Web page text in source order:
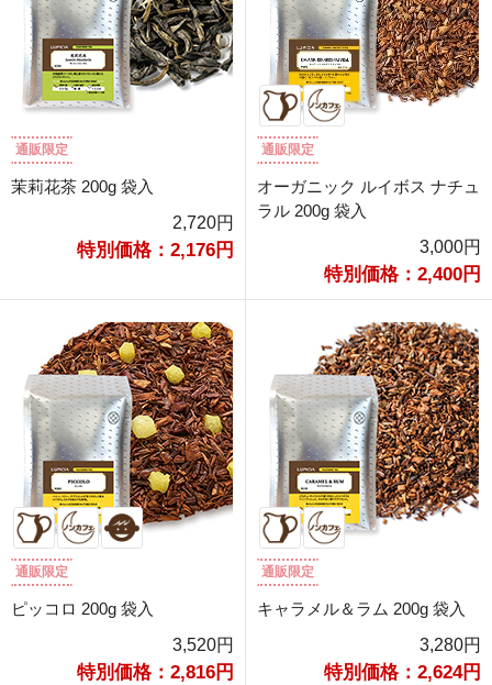
通販限定
茉莉花茶 200g 袋入
2,720円
特別価格：2,176円
通販限定
オーガニック ルイボス ナチュ
ラル 200g 袋入
3,000円
特別価格：2,400円
通販限定
ピッコロ 200g 袋入
3,520円
特別価格：2,816円
通販限定
キャラメル＆ラム 200g 袋入
3,280円
特別価格：2,624円